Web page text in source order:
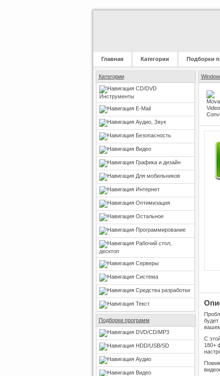
Главная Категории Подборки
Категории
CD/DVD
Инструменты
E-Mail
Аудио, Звук
Безопасность
Видео
Графика и дизайн
Для мобильников
Интернет
Оптимизация
Остальное
Программирование
Рабочий стол,
десктоп
Серверы
Система
Средства разработки
Текст
Подборки программ
DVD/CD/MP3
HDD/USB/SD
Аудио
Видео
будет
С
180+